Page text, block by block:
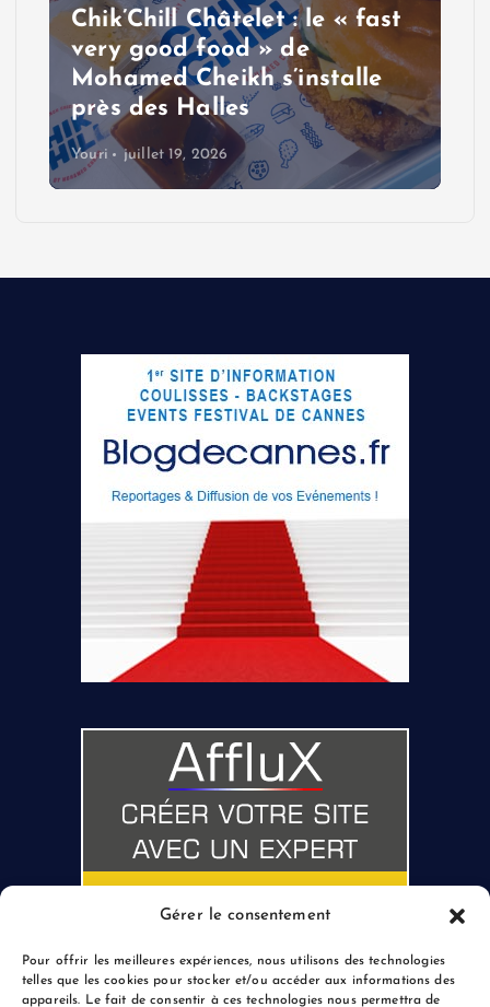
Gérer le consentement
Pour offrir les meilleures expériences, nous utilisons des technologies
telles que les cookies pour stocker et/ou accéder aux informations des
appareils. Le fait de consentir à ces technologies nous permettra de
Chik’Chill Châtelet : le « fast
very good food » de
Mohamed Cheikh s’installe
près des Halles
Youri juillet 19, 2026